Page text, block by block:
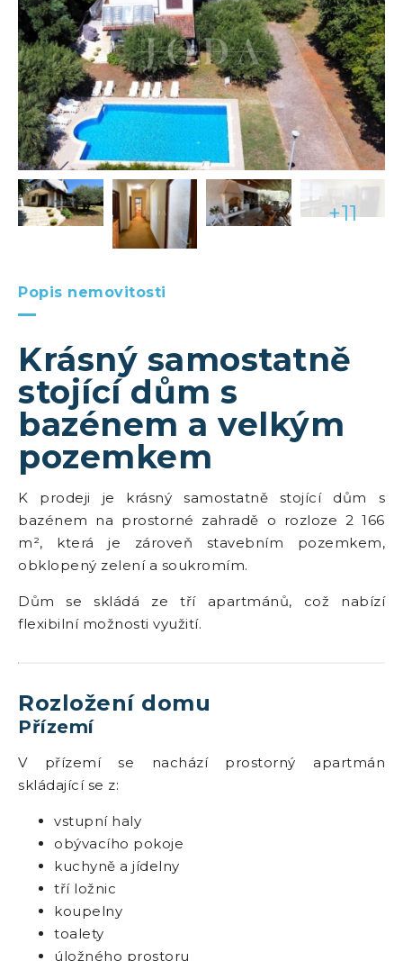
+11
Popis nemovitosti
Krásný samostatně
stojící dům s
bazénem a velkým
pozemkem
K prodeji je krásný samostatně stojící dům s
bazénem na prostorné zahradě o rozloze 2 166
m², která je zároveň stavebním pozemkem,
obklopený zelení a soukromím.
Dům se skládá ze tří apartmánů, což nabízí
flexibilní možnosti využití.
Rozložení domu
Přízemí
V přízemí se nachází prostorný apartmán
skládající se z:
vstupní haly
obývacího pokoje
kuchyně a jídelny
tří ložnic
koupelny
toalety
úložného prostoru